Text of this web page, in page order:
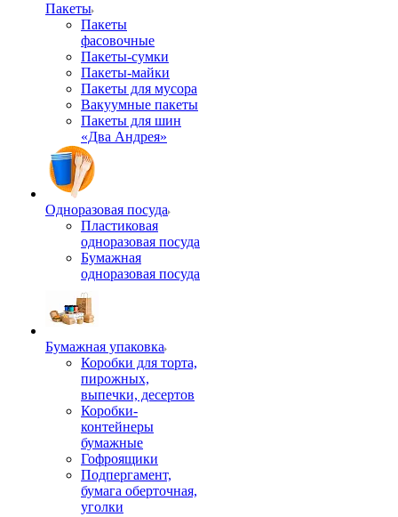
Пакеты
Пакеты
фасовочные
Пакеты-сумки
Пакеты-майки
Пакеты для мусора
Вакуумные пакеты
Пакеты для шин
«Два Андрея»
Одноразовая посуда
Пластиковая
одноразовая посуда
Бумажная
одноразовая посуда
Бумажная упаковка
Коробки для торта,
пирожных,
выпечки, десертов
Коробки-
контейнеры
бумажные
Гофроящики
Подпергамент,
бумага оберточная,
уголки